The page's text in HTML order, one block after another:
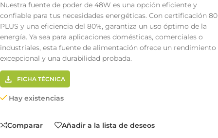
Nuestra fuente de poder de 48W es una opción eficiente y
confiable para tus necesidades energéticas. Con certificación 80
PLUS y una eficiencia del 80%, garantiza un uso óptimo de la
energía. Ya sea para aplicaciones domésticas, comerciales o
industriales, esta fuente de alimentación ofrece un rendimiento
excepcional y una durabilidad probada.
FICHA TÉCNICA
Hay existencias
Comparar Añadir a la lista de deseos